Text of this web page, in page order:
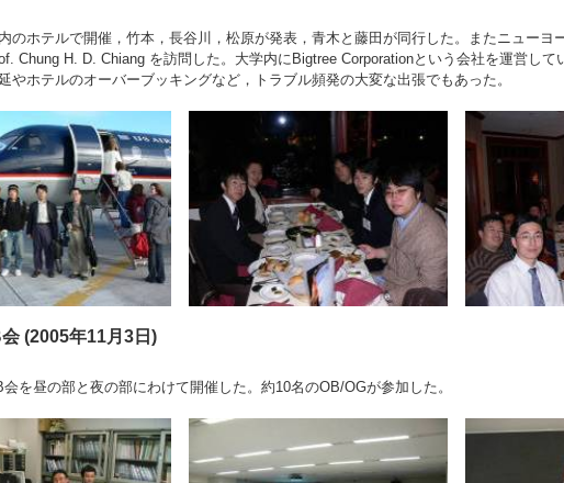
のホテルで開催，竹本，長谷川，松原が発表，青木と藤田が同行した。またニューヨ
Chung H. D. Chiang を訪問した。大学内にBigtree Corporationという会社を運営して
やホテルのオーバーブッキングなど，トラブル頻発の大変な出張でもあった。
(2005年11月3日)
を昼の部と夜の部にわけて開催した。約10名のOB/OGが参加した。